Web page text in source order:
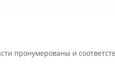
пронумерованы и